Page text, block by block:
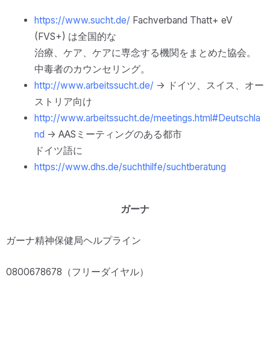
https://www.sucht.de/ Fachverband Thatt+ eV
(FVS+) は全国的な
治療、ケア、ケアに専念する機関をまとめた協会。
中毒者のカウンセリング。
http://www.arbeitssucht.de/ -> ドイツ、スイス、オー
ストリア向け
http://www.arbeitssucht.de/meetings.html#Deutschla
nd -> AASミーティングのある都市
ドイツ語に
https://www.dhs.de/suchthilfe/suchtberatung
ガーナ
ガーナ精神保健局ヘルプライン
0800678678（フリーダイヤル）